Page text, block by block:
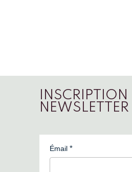
INSCRIPTION
NEWSLETTER
Émail